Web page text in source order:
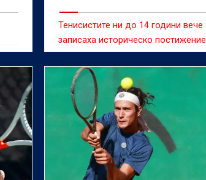
Тенисистите ни до 14 години вече
записаха историческо постижение